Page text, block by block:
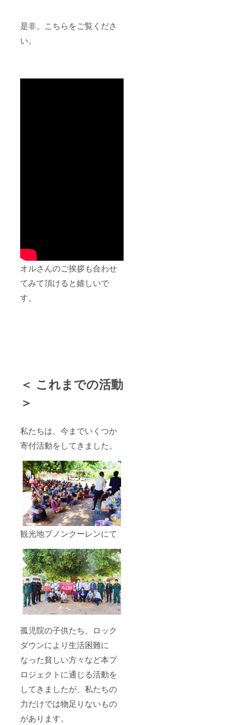
是非、こちらをご覧くださ
い。
オルさんのご挨拶も合わせ
てみて頂けると嬉しいで
す。
＜ これまでの活動
＞
私たちは、今までいくつか
寄付活動をしてきました。
観光地プノンクーレンにて
孤児院の子供たち、ロック
ダウンにより生活困難に
なった貧しい方々など本プ
ロジェクトに通じる活動を
してきましたが、私たちの
力だけでは物足りないもの
があります。